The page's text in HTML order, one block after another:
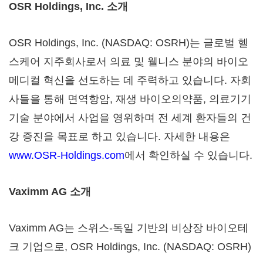
OSR Holdings, Inc. 소개
OSR Holdings, Inc. (NASDAQ: OSRH)는 글로벌 헬
스케어 지주회사로서 의료 및 웰니스 분야의 바이오
메디컬 혁신을 선도하는 데 주력하고 있습니다. 자회
사들을 통해 면역항암, 재생 바이오의약품, 의료기기
기술 분야에서 사업을 영위하며 전 세계 환자들의 건
강 증진을 목표로 하고 있습니다. 자세한 내용은
www.OSR-Holdings.com에서 확인하실 수 있습니다.
Vaximm AG 소개
Vaximm AG는 스위스-독일 기반의 비상장 바이오테
크 기업으로, OSR Holdings, Inc. (NASDAQ: OSRH)